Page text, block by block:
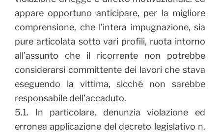
appare opportuno anticipare, per la migliore
comprensione, che l’intera impugnazione, sia
pure articolata sotto vari profili, ruota intorno
all’assunto che il ricorrente non potrebbe
considerarsi committente dei lavori che stava
eseguendo la vittima, sicché non sarebbe
responsabile dell’accaduto.
5.1. In particolare, denunzia violazione ed
erronea applicazione del decreto legislativo n.